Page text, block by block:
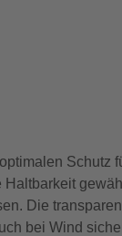
Die
bei Wind